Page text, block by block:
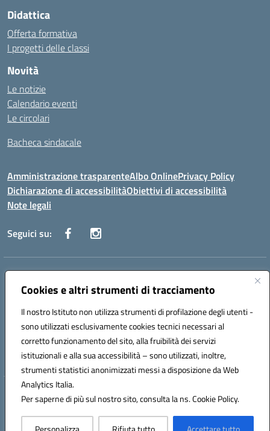
Cookies e altri strumenti di tracciamento
Il nostro Istituto non utilizza strumenti di profilazione degli utenti -
sono utilizzati esclusivamente cookies tecnici necessari al
corretto funzionamento del sito, alla fruibilità dei servizi
istituzionali e alla sua accessibilità – sono utilizzati, inoltre,
strumenti statistici anonimizzati messi a disposizione da Web
Analytics Italia.
Per saperne di più sul nostro sito, consulta la ns. Cookie Policy.
Didattica
Offerta formativa
I progetti delle classi
Novità
Le notizie
Calendario eventi
Le circolari
Bacheca sindacale
Amministrazione trasparenteAlbo OnlinePrivacy Policy
Dichiarazione di accessibilitàObiettivi di accessibilità
Note legali
Seguici su:
Indirizzo:
Centralino:0924 534873 Salemi - 0924534879 Partanna
Posta elettronica certificata (PEC):tpis002005@pec.istruzione.it
Codice fiscale: 90000320813
Codice meccanografico: TPIS002005
Hosting & Powered by 3D Solution S.r.l.
Concept & Design by Designers Italia